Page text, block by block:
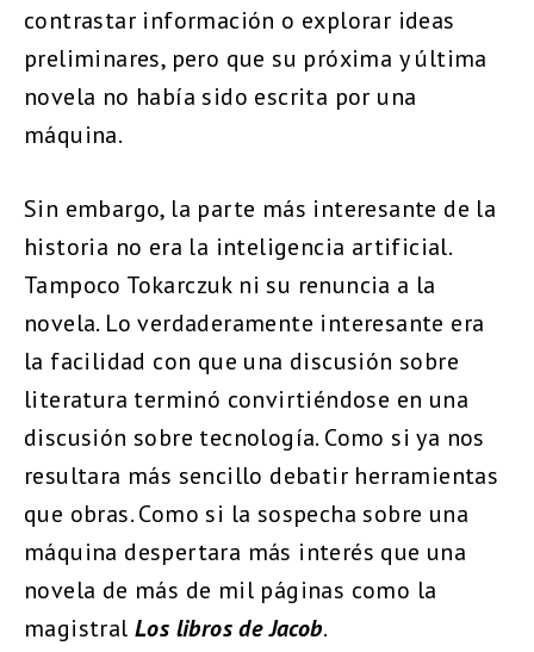
contrastar información o explorar ideas
preliminares, pero que su próxima y última
novela no había sido escrita por una
máquina.
Sin embargo, la parte más interesante de la
historia no era la inteligencia artificial.
Tampoco Tokarczuk ni su renuncia a la
novela. Lo verdaderamente interesante era
la facilidad con que una discusión sobre
literatura terminó convirtiéndose en una
discusión sobre tecnología. Como si ya nos
resultara más sencillo debatir herramientas
que obras. Como si la sospecha sobre una
máquina despertara más interés que una
novela de más de mil páginas como la
magistralLos libros de Jacob.